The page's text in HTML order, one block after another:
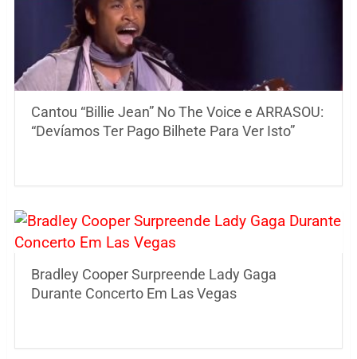
Cantou “Billie Jean” No The Voice e ARRASOU:
“Devíamos Ter Pago Bilhete Para Ver Isto”
Bradley Cooper Surpreende Lady Gaga
Durante Concerto Em Las Vegas